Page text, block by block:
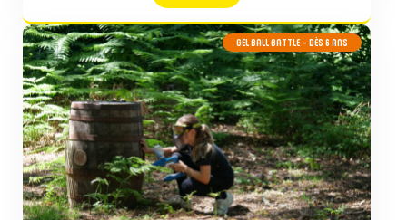
GEL BALL BATTLE – DÈS 6 ANS